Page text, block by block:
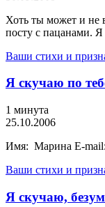
Хоть ты может и не
посту с пацанами.
Ваши стихи и
Я скучаю по
1 минута
25.10.2006
Имя: Марина E-mail:
Ваши стихи и
Я скучаю,